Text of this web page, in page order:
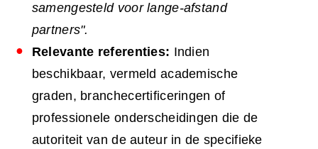
samengesteld voor lange-afstand
partners".
Relevante referenties: Indien
beschikbaar, vermeld academische
graden, branchecertificeringen of
professionele onderscheidingen die de
autoriteit van de auteur in de specifieke